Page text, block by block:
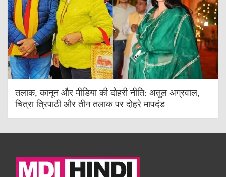
तलाक, कानून और मीडिया की दोहरी नीति: अतुल अग्रवाल,
चित्रा त्रिपाठी और तीन तलाक पर दोहरे मापदंड